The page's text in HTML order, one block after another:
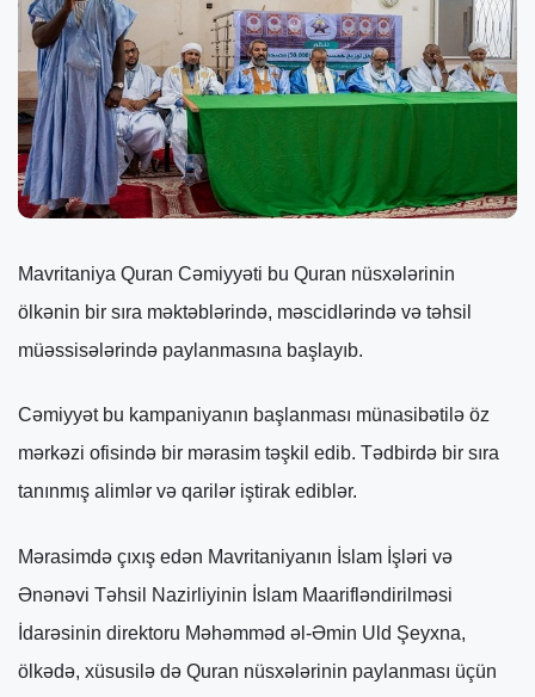
Mavritaniya Quran Cəmiyyəti bu Quran nüsxələrinin
ölkənin bir sıra məktəblərində, məscidlərində və təhsil
müəssisələrində paylanmasına başlayıb.
Cəmiyyət bu kampaniyanın başlanması münasibətilə öz
mərkəzi ofisində bir mərasim təşkil edib. Tədbirdə bir sıra
tanınmış alimlər və qarilər iştirak ediblər.
Mərasimdə çıxış edən Mavritaniyanın İslam İşləri və
Ənənəvi Təhsil Nazirliyinin İslam Maarifləndirilməsi
İdarəsinin direktoru Məhəmməd əl-Əmin Uld Şeyxna,
ölkədə, xüsusilə də Quran nüsxələrinin paylanması üçün